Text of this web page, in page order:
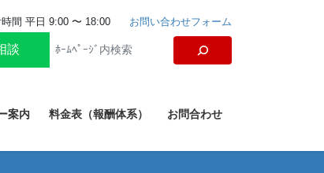
間 平日 9:00 〜 18:00 お問い合わせフォーム
談
案内 料金表（報酬体系） お問合わせ